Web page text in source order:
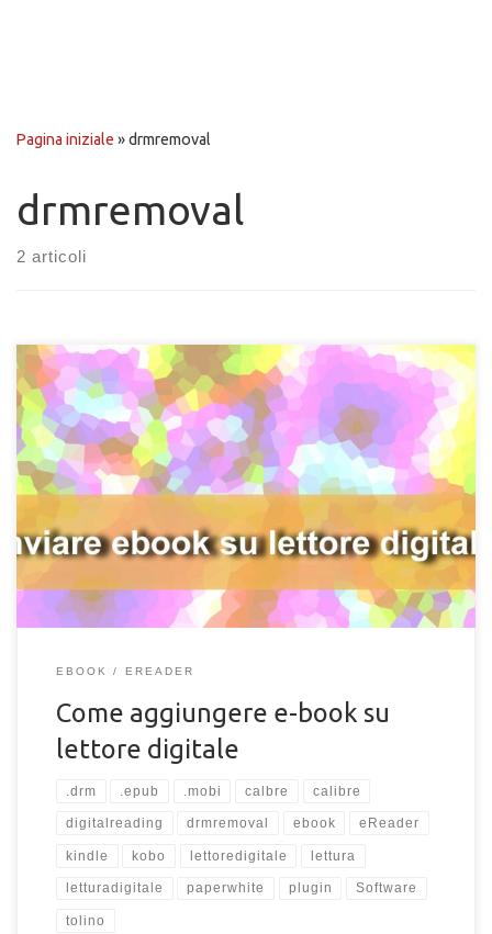
Pagina iniziale »drmremoval
drmremoval
2 articoli
Premessa: in questa guida utilizzerò il software per ebook
Calibre, scaricabile gratuitamente dal sito ufficiale. Apri Calibre
e clicca sull’icona “Aggiungi libri” sulla barra strumenti in alto a
sinistra; Clicca con il tasto destro sull’icona del tuo ebook, poi
su “Invia al dispositivo > invia alla memoria principale“; Attendi il
caricamento. Ora puoi scollegare il tuo dispositivo, con il tuo
[…]
EBOOK EREADER
Come aggiungere e-book su
lettore digitale
.drm .epub .mobi calbre calibre
digitalreading drmremoval ebook eReader
kindle kobo lettoredigitale lettura
letturadigitale paperwhite plugin Software
tolino